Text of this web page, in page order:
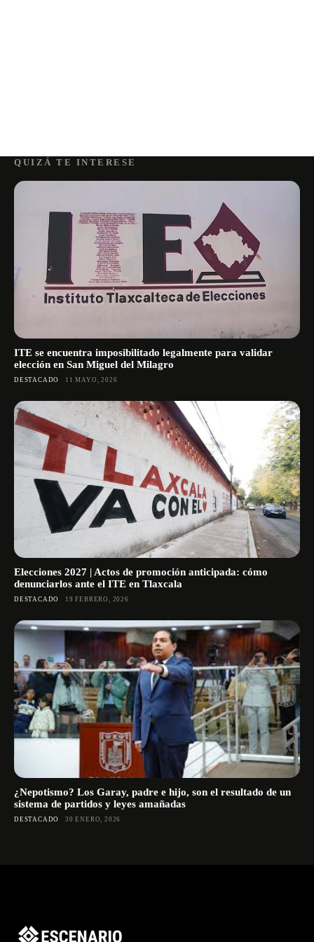
QUIZÁ TE INTERESE
ITE se encuentra imposibilitado legalmente para validar
elección en San Miguel del Milagro
DESTACADO 11 MAYO, 2026
Elecciones 2027 | Actos de promoción anticipada: cómo
denunciarlos ante el ITE en Tlaxcala
DESTACADO 19 FEBRERO, 2026
¿Nepotismo? Los Garay, padre e hijo, son el resultado de un
sistema de partidos y leyes amañadas
DESTACADO 30 ENERO, 2026